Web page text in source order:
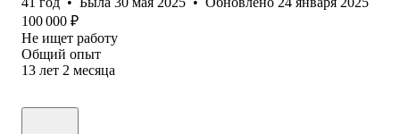
100 000 ₽
Не ищет работу
Общий опыт
13 лет 2 месяца